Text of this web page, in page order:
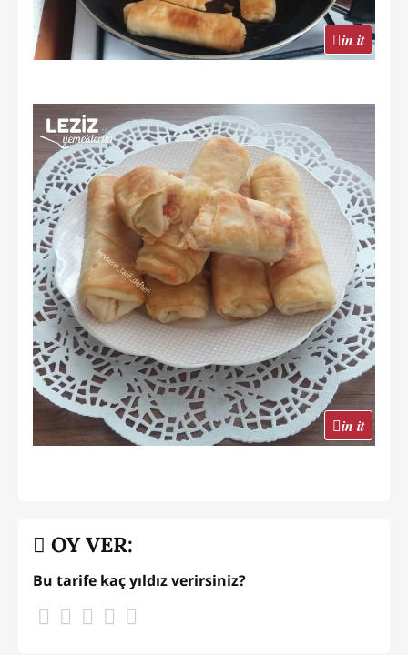
in it
in it
OY VER:
Bu tarife kaç yıldız verirsiniz?